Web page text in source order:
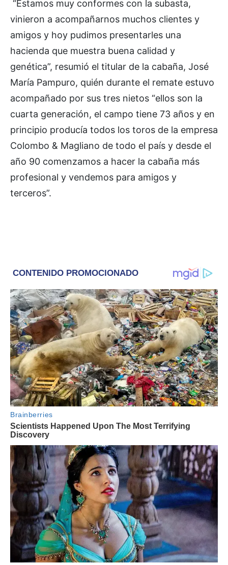
“Estamos muy conformes con la subasta,
vinieron a acompañarnos muchos clientes y
amigos y hoy pudimos presentarles una
hacienda que muestra buena calidad y
genética”, resumió el titular de la cabaña, José
María Pampuro, quién durante el remate estuvo
acompañado por sus tres nietos “ellos son la
cuarta generación, el campo tiene 73 años y en
principio producía todos los toros de la empresa
Colombo & Magliano de todo el país y desde el
año 90 comenzamos a hacer la cabaña más
profesional y vendemos para amigos y
terceros”.